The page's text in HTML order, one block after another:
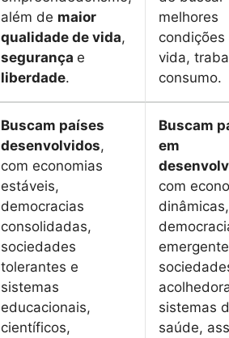
além de maior
qualidade de vida,
segurança e
liberdade.
melhores
condições
vida,
consumo.
Buscam países
desenvolvidos,
com economias
estáveis,
democracias
consolidadas,
sociedades
tolerantes e
sistemas
educacionais,
científicos,
Buscam
em
com
dinâmicas,
sistemas
saúde,